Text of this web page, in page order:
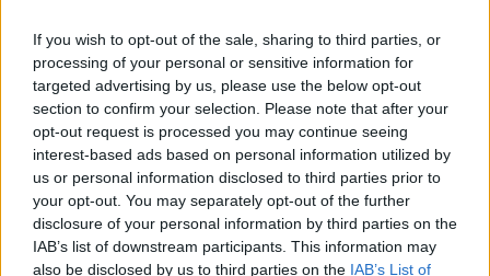
If you wish to opt-out of the sale, sharing to third parties, or
processing of your personal or sensitive information for
targeted advertising by us, please use the below opt-out
section to confirm your selection. Please note that after your
opt-out request is processed you may continue seeing
interest-based ads based on personal information utilized by
us or personal information disclosed to third parties prior to
your opt-out. You may separately opt-out of the further
disclosure of your personal information by third parties on the
IAB’s list of downstream participants. This information may
also be disclosed by us to third parties on the IAB’s List of
Ezt a mítoszt maga a brit-thai versenyző
cáfolta, aki tisztában van vele, hogy sokan azt
hitték, ő volt, de valójában Verstappen
versenymérnöke, Gianpiero Lambiase, azaz GP
fejezte ki ordítással az örömét. Albon így
nyilatkozott erről: